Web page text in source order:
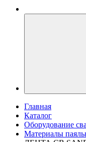
Главная
Каталог
Оборудование
Материалы